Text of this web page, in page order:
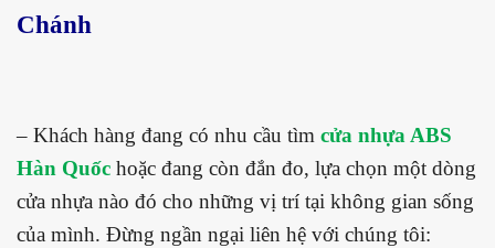
Chánh
– Khách hàng đang có nhu cầu tìm cửa nhựa ABS
Hàn Quốc hoặc đang còn đắn đo, lựa chọn một dòng
cửa nhựa nào đó cho những vị trí tại không gian sống
của mình. Đừng ngần ngại liên hệ với chúng tôi: